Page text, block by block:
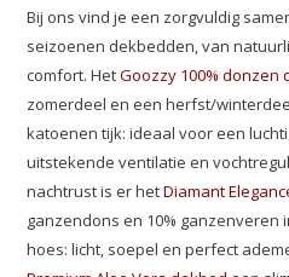
Bij ons vind je een zorgvuldig
seizoenen dekbedden, van
comfort. HetGoozzy 100% donzen
zomerdeel en een herfst/
katoenen tijk: ideaal voor een
uitstekende ventilatie en
nachtrust is er hetDiamant
ganzendons en 10%
hoes: licht, soepel en perfect